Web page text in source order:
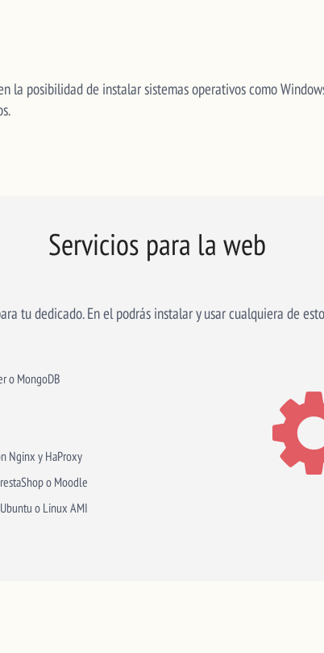
la posibilidad de instalar sistemas operativos como
Servicios para la web
tu dedicado. En el podrás instalar y usar cualquiera de
o MongoDB
Nginx y HaProxy
o Moodle
o Linux AMI